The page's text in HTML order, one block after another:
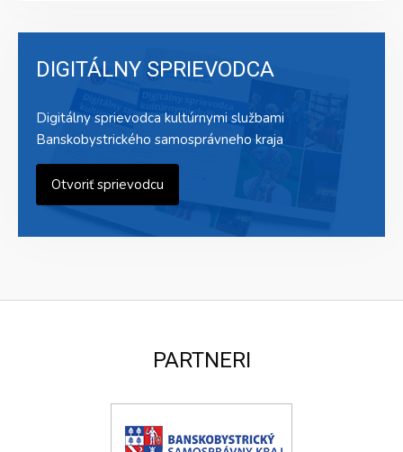
DIGITÁLNY SPRIEVODCA
Digitálny sprievodca kultúrnymi službami
Banskobystrického samosprávneho kraja
Otvoriť sprievodcu
PARTNERI